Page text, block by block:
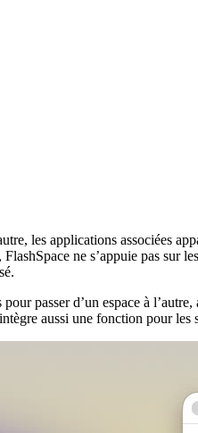
les applications associées
ne s’appuie pas
passer d’un espace à
aussi une fonction pour